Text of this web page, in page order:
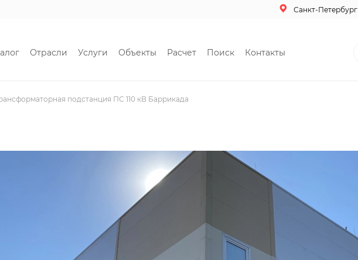
Санкт-Петербург
Отрасли Услуги Объекты Расчет Поиск Контакты
подстанция ПС 110 кВ Баррикада